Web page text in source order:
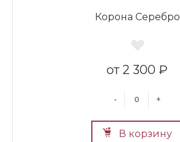
Корона Серебро
2 300 ₽
- +
В корзину